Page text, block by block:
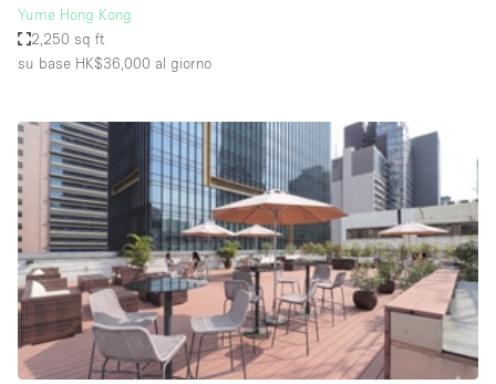
Sala riunioni
Salone
Spazio hall
Spazio per Eventi
Spazio pubblicitario
Spazio unico
Stand / Bancarella
Stand / Chiosco / Stand
Studio fotografico / riprese
Yume Hong Kong
2,250 sq ft
su base HK$36,000 al giorno